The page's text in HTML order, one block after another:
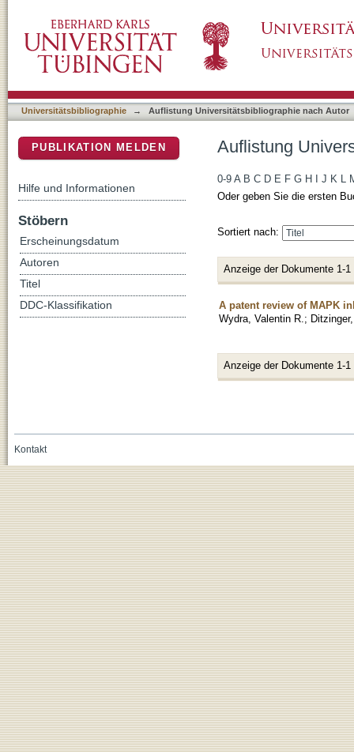
Universitätsbibliographie → Auflistung Universitätsbibliographie nach Autor
Auflistung
0-9 A B C D E F G H J K L
Oder geben Sie die ersten
Sortiert nach:
Anzeige der Dokumente 1-1
A patent review of MAPK
Wydra, Valentin R. ;
Anzeige der Dokumente 1-1
PUBLIKATION MELDEN
Hilfe und Informationen
Stöbern
Erscheinungsdatum
Autoren
Titel
DDC-Klassifikation
Kontakt